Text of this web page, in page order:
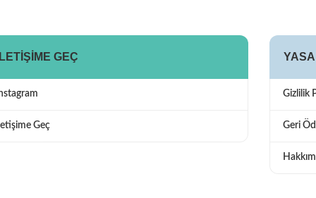
GEÇ
Geç
Gizlilik
Geri